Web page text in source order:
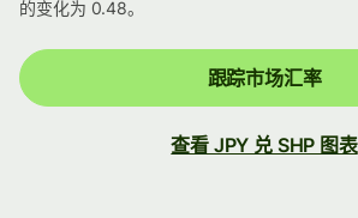
的变化为 0.48。
跟踪市场汇率
查看 JPY 兑 SHP 图表